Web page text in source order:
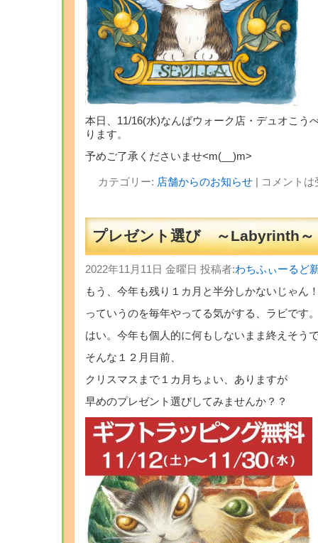
本日、11/16(水)なんばウォーク店・デュオこう
ります。
予めご了承くださいませ<m(__)m>
カテゴリー: 店舗からのお知らせ| コメント
プレゼント選び ～Labyrinth～
2022年11月11日 金曜日 投稿者:わちふぃーるど
もう、今年も残り１カ月と半分しかないじゃん
っていうのを毎年やってる気がする、ラビです
はい。今年も個人的に何もしないまま終えそう
そんな１２月目前、
クリスマスまで１カ月ちょい、ありますが
早めのプレゼント選びしてみませんか？？